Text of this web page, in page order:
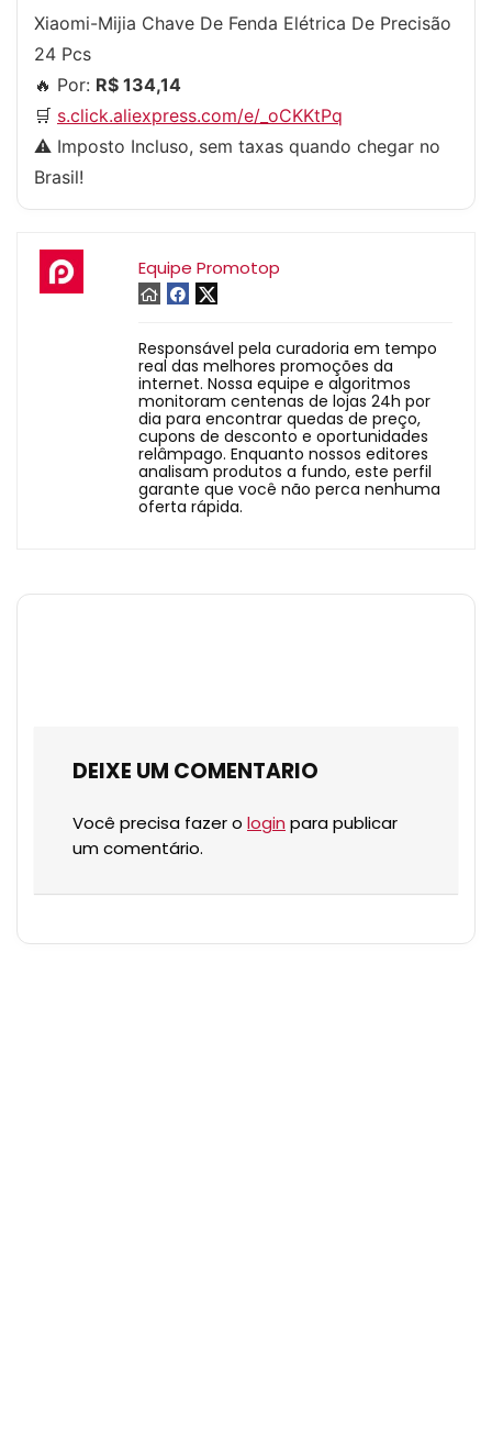
Xiaomi-Mijia Chave De Fenda Elétrica De Precisão
24 Pcs
🔥 Por: R$ 134,14
🛒 s.click.aliexpress.com/e/_oCKKtPq
⚠️ Imposto Incluso, sem taxas quando chegar no
Brasil!
Equipe Promotop
Responsável pela curadoria em tempo
real das melhores promoções da
internet. Nossa equipe e algoritmos
monitoram centenas de lojas 24h por
dia para encontrar quedas de preço,
cupons de desconto e oportunidades
relâmpago. Enquanto nossos editores
analisam produtos a fundo, este perfil
garante que você não perca nenhuma
oferta rápida.
DEIXE UM COMENTARIO
Você precisa fazer o login para publicar
um comentário.